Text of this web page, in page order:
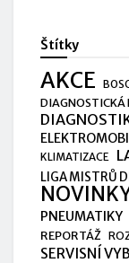
Štítky
AKCE
DIAGNOSTICKÁ
KLIMATIZACE
LIGA MISTRŮ
PNEUMATIKY
REPORTÁŽ
SERVISNÍ